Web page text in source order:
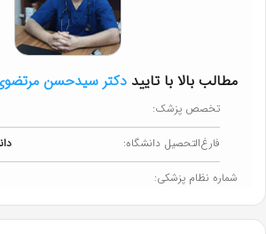
مطالب بالا با تایید دکتر سیدحسن
تخصص پزشک:
فارغ‌التحصیل دانشگاه:
شماره نظام پزشکی: